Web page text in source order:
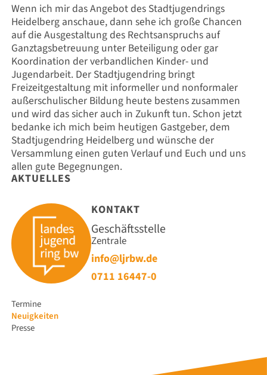
AKTUELLES
Navigation
überspringen
Termine
Neuigkeiten
Presse
KONTAKT
Geschäftsstelle
Zentrale
info@ljrbw.de
0711 16447-0
Wenn ich mir das Angebot des Stadtjugendrings
Heidelberg anschaue, dann sehe ich große Chancen
auf die Ausgestaltung des Rechtsanspruchs auf
Ganztagsbetreuung unter Beteiligung oder gar
Koordination der verbandlichen Kinder- und
Jugendarbeit. Der Stadtjugendring bringt
Freizeitgestaltung mit informeller und nonformaler
außerschulischer Bildung heute bestens zusammen
und wird das sicher auch in Zukunft tun. Schon jetzt
bedanke ich mich beim heutigen Gastgeber, dem
Stadtjugendring Heidelberg und wünsche der
Versammlung einen guten Verlauf und Euch und uns
allen gute Begegnungen.